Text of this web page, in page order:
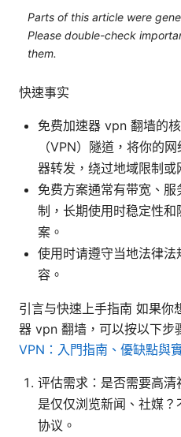
Parts of this article were
Please double-check
them.
快速事实
免费加速器 vpn 翻墙的
（VPN）隧道，将你的
器转发，绕过地域限制或
免费方案通常有带宽、
制，长期使用时稳定性
案。
使用时请遵守当地法律
容。
引言与快速上手指南 如果你
器 vpn 翻墙，可以按以下步
VPN：入門指南、優缺點與
评估需求：是否需要高
是仅仅浏览新闻、社媒
协议。